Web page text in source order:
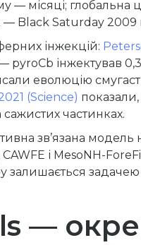
— місяці;
Black Saturday 2009 в
інжекцій:
інжектував 0,3
еволюцію
(Science)
сажистих частинках.
зв’язана
CAWFE і MesoNH-
залишається
—